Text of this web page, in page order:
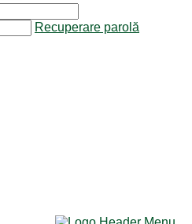
Recuperare parolă